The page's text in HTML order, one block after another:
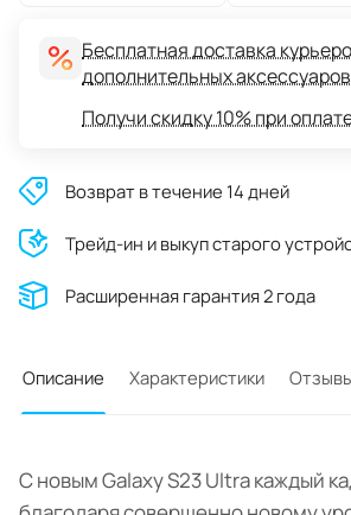
Бесплатная доставка
дополнительных
Получи скидку 10% при
Возврат в течение 14 дней
Трейд-ин и выкуп старого
Расширенная гарантия 2 года
Описание Характеристики
С новым Galaxy S23 Ultra каждый